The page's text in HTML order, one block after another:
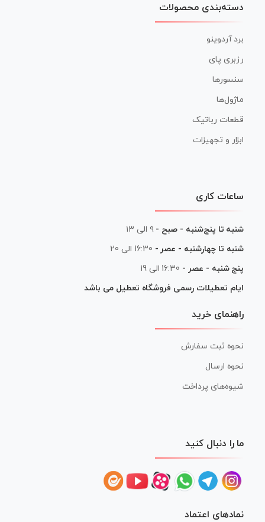
دسته‌بندی محصولات
برد آردوینو
رزبری پای
سنسورها
ماژول‌ها
قطعات رباتیک
ابزار و تجهیزات
ساعات کاری
شنبه تا پنج‌شنبه - صبح - ۹ الی ۱۳
شنبه تا چهارشنبه - عصر - 16:30 الی 20
پنج شنبه - عصر - 16:30 الی 19
ایام تعطیلات رسمی فروشگاه تعطیل می باشد
راهنمای خرید
نحوه ثبت سفارش
نحوه ارسال
شیوه‌های پرداخت
ما را دنبال کنید
نمادهای اعتماد